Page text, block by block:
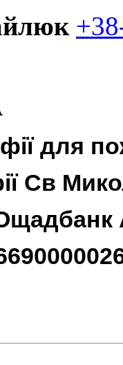
для
Св